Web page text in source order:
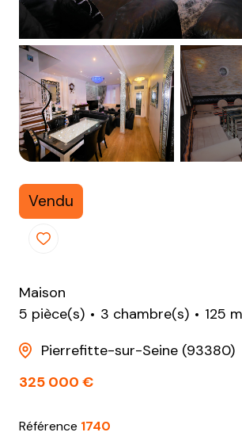
Vendu
Maison
5 pièce(s)
3 chambre(s)
125
Pierrefitte-sur-Seine (93380)
325 000 €
Référence 1740